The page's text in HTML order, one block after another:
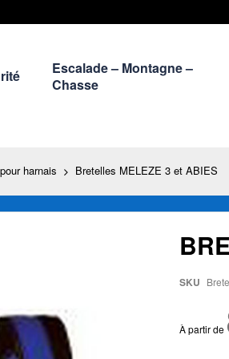
Escalade – Montagne –
Chasse
harnais Bretelles MELEZE 3 et ABIES
SKU
À partir de